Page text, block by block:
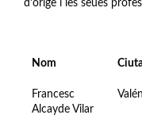
d’orige i les seues
Nom
Francesc
Alcayde Vilar